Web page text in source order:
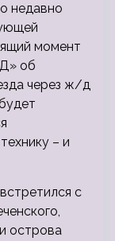
недавно
момент
об
через ж/д
– и
с
острова